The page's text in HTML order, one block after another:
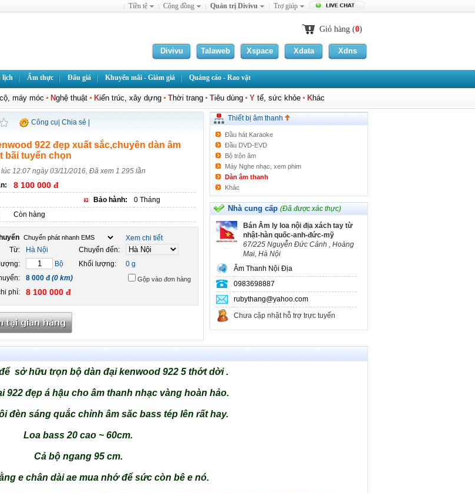
Tiền tệ Cộng đồng Quản trị Divivu Trợ giúp
Giỏ hàng (0)
Divivu Talaweb Xspace Xdata Xdns
lịch Ẩm thực Đấu giá Khuyến mãi - Giảm giá Quảng cáo - Rao vặt
máy móc Nghệ thuật Kiến trúc, xây dựng Thời trang Tiêu dùng Y tế, sức khỏe Khác
Chia sẻ
Công cụ
922 đẹp xuất sắc,chuyên dàn âm
bãi tuyển chọn
12:07 ngày 03/11/2016, Đã xem 1 295 lần
8 100 000 đ
Bảo hành:
0 Tháng
Còn hàng
Xem chi tiết
Từ:
Hà Nội
Chuyển đến:
Bộ Khối lượng:
0 g
8 000 đ(0 km) Gộp vào đơn hàng
phí: 8 100 000 đ
Thiết bị âm thanh
Loa/Head Phone
Micro
Radio/Cassette
Đầu hát Karaoke
Đầu DVD-EVD
Bộ trộn âm
Máy Nghe nhạc, xem phim
Dàn âm thanh
Khác
Nhà cung cấp (Đã được xác thực)
Bán Âm ly loa nội địa xách tay từ
nhật-hàn quốc-anh-đức-mỹ
67/225 Nguyễn Đức Cảnh , Hoàng
Mai, Hà Nội
Âm Thanh Nội Địa
0983698887
rubythang@yahoo.com
Chưa cập nhật hỗ trợ trực tuyến
sở hữu trọn bộ dàn đại kenwood 922 5 thớt dời .
922 đẹp á hậu cho âm thanh nhạc vàng hoàn hảo.
đèn sáng quắc chỉnh âm săc bass tép lên rất hay.
Loa bass 20 cao ~ 60cm.
Cả bộ ngang 95 cm.
e chân dài ae mua nhớ để sức còn bê e nó.